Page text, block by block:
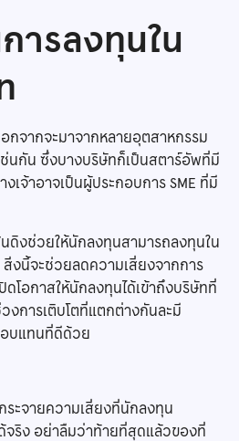
ารลงทุนใน
กจากจะมาจากหลายอุตสาหกรรม
นกัน ซึ่งบางบริษัทก็เป็นสตาร์อัพที่มี
งเจ้าอาจเป็นผู้ประกอบการ SME ที่มี
งช่วยให้นักลงทุนสามารถลงทุนใน
งนี้จะช่วยลดความเสี่ยงจากการ
ดโอกาสให้นักลงทุนได้เข้าถึงบริษัทที่
งการเติบโตที่แตกต่างกันละมี
บแทนที่ดีด้วย
ระจายความเสี่ยงที่นักลงทุน
จริง อย่าลืมว่าท้ายที่สุดแล้วของที่